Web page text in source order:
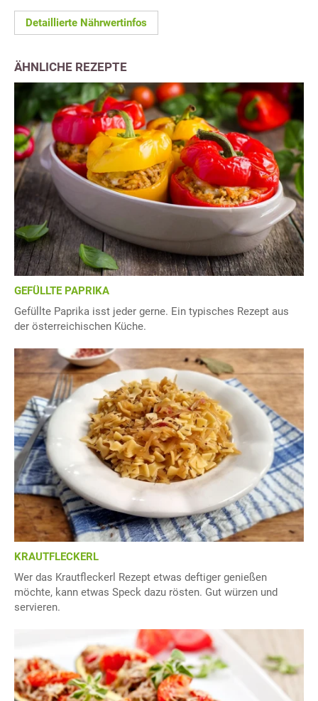
Detaillierte Nährwertinfos
ÄHNLICHE REZEPTE
GEFÜLLTE PAPRIKA
Gefüllte Paprika isst jeder gerne. Ein typisches Rezept aus
der österreichischen Küche.
KRAUTFLECKERL
Wer das Krautfleckerl Rezept etwas deftiger genießen
möchte, kann etwas Speck dazu rösten. Gut würzen und
servieren.